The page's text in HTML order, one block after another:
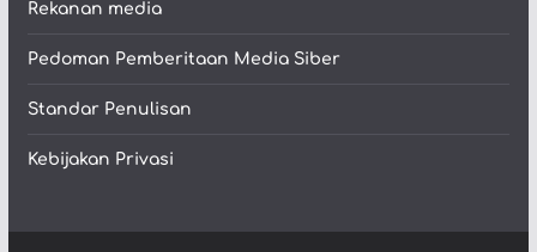
Rekanan media
Pedoman Pemberitaan Media Siber
Standar Penulisan
Kebijakan Privasi